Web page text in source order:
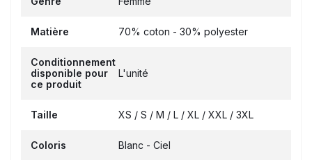
Matière 70% coton - 30% polyester
Conditionnement
disponible pour
ce produit
L'unité
Taille XS / S / M / L / XL / XXL / 3XL
Coloris Blanc - Ciel